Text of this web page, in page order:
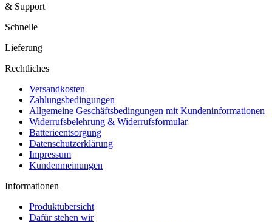
& Support
Schnelle
Lieferung
Rechtliches
Versandkosten
Zahlungsbedingungen
Allgemeine Geschäftsbedingungen mit Kundeninformationen
Widerrufsbelehrung & Widerrufsformular
Batterieentsorgung
Datenschutzerklärung
Impressum
Kundenmeinungen
Informationen
Produktübersicht
Dafür stehen wir